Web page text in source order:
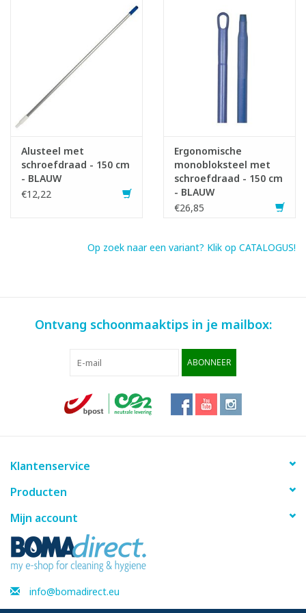
Alusteel met
schroefdraad - 150 cm
- BLAUW
€12,22
Ergonomische
monobloksteel met
schroefdraad - 150 cm
- BLAUW
€26,85
Op zoek naar een variant? Klik op CATALOGUS!
Ontvang schoonmaaktips in je mailbox:
ABONNEER
Klantenservice
Producten
Mijn account
info@bomadirect.eu